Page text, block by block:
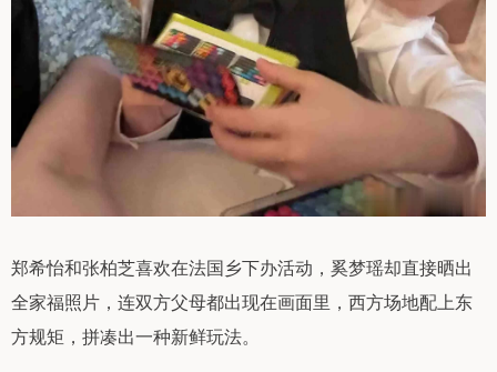
郑希怡和张柏芝喜欢在法国乡下办活动，奚梦瑶却直接晒出
全家福照片，连双方父母都出现在画面里，西方场地配上东
方规矩，拼凑出一种新鲜玩法。